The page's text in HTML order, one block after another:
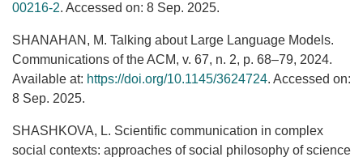
00216-2. Accessed on: 8 Sep. 2025.
SHANAHAN, M. Talking about Large Language Models.
Communications of the ACM, v. 67, n. 2, p. 68–79, 2024.
Available at: https://doi.org/10.1145/3624724. Accessed on:
8 Sep. 2025.
SHASHKOVA, L. Scientific communication in complex
social contexts: approaches of social philosophy of science